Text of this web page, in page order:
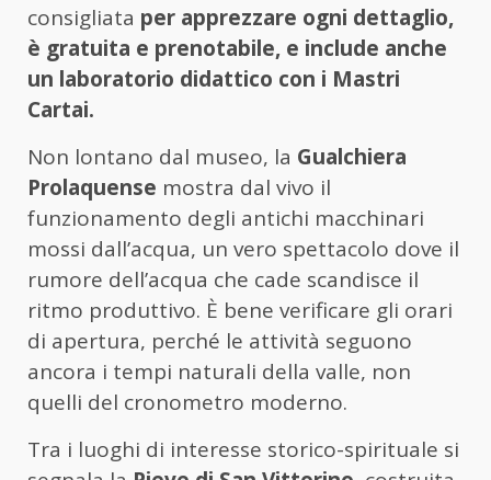
consigliata per apprezzare ogni dettaglio,
è gratuita e prenotabile, e include anche
un laboratorio didattico con i Mastri
Cartai.
Non lontano dal museo, la Gualchiera
Prolaquense mostra dal vivo il
funzionamento degli antichi macchinari
mossi dall’acqua, un vero spettacolo dove il
rumore dell’acqua che cade scandisce il
ritmo produttivo. È bene verificare gli orari
di apertura, perché le attività seguono
ancora i tempi naturali della valle, non
quelli del cronometro moderno.
Tra i luoghi di interesse storico-spirituale si